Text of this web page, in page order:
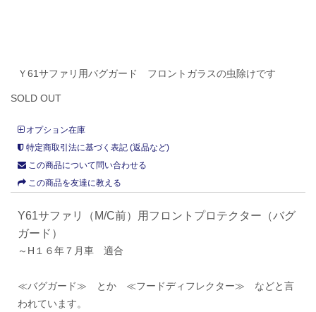
Ｙ61サファリ用バグガード フロントガラスの虫除けです
SOLD OUT
オプション在庫
特定商取引法に基づく表記 (返品など)
この商品について問い合わせる
この商品を友達に教える
Y61サファリ（M/C前）用フロントプロテクター（バグ
ガード）
～H１６年７月車 適合
≪バグガード≫ とか ≪フードディフレクター≫ などと言
われています。